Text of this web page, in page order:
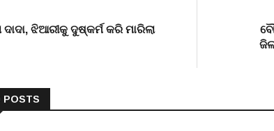
ଦାଦା, ଝିଆରୀକୁ ଦୁଷ୍କର୍ମ କରି ମାରିଲା
POSTS